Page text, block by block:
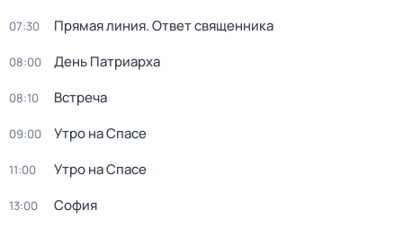
07:30 Прямая линия. Ответ священника
08:00 День Патриарха
08:10 Встреча
09:00 Утро на Спасе
11:00 Утро на Спасе
13:00 София